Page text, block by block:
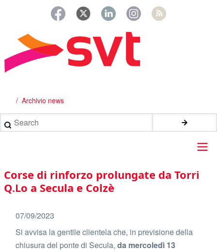
principale
Briciole
di
pane
Archivio news
Search
Main
navigation
Corse di rinforzo prolungate da Torri
Q.Lo a Secula e Colzè
07/09/2023
Si avvisa la gentile clientela che, in previsione della
chiusura del ponte di Secula, da mercoledì 13